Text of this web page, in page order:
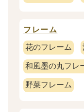
フレーム
花のフレーム
和風墨の丸フレ
野菜フレーム